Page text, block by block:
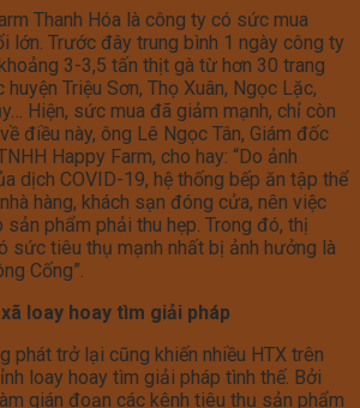
Thanh Hóa là công ty có sức mua
lớn. Trước đây trung bình 1 ngày công ty
3-3,5 tấn thịt gà từ hơn 30 trang
huyện Triệu Sơn, Thọ Xuân, Ngọc Lặc,
Hiện, sức mua đã giảm mạnh, chỉ còn
điều này, ông Lê Ngọc Tân, Giám đốc
Happy Farm, cho hay: “Do ảnh
dịch COVID-19, hệ thống bếp ăn tập thể
hàng, khách sạn đóng cửa, nên việc
sản phẩm phải thu hẹp. Trong đó, thị
sức tiêu thụ mạnh nhất bị ảnh hưởng là
Cống”.
loay hoay tìm giải pháp
phát trở lại cũng khiến nhiều HTX trên
loay hoay tìm giải pháp tình thế. Bởi
gián đoạn các kênh tiêu thụ sản phẩm